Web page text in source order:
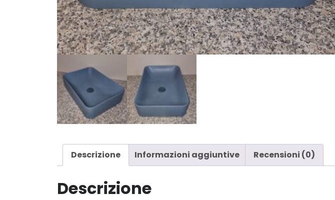
Descrizione Informazioni aggiuntive Recensioni (0)
Descrizione